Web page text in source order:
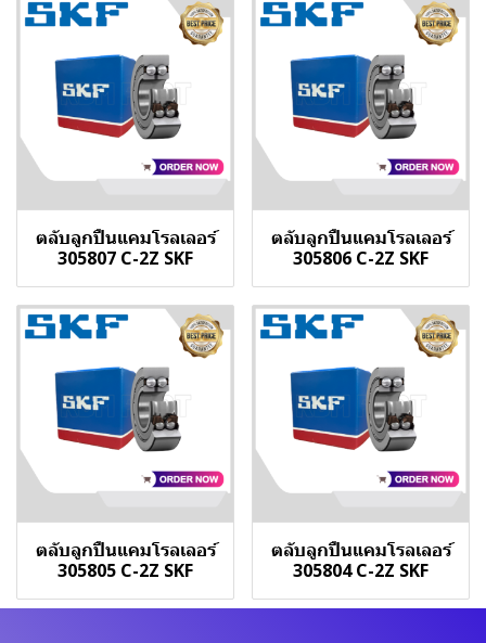
ตลับลูกปืนแคมโรลเลอร์
305807 C-2Z SKF
ตลับลูกปืนแคมโรลเลอร์
305806 C-2Z SKF
ตลับลูกปืนแคมโรลเลอร์
305805 C-2Z SKF
ตลับลูกปืนแคมโรลเลอร์
305804 C-2Z SKF